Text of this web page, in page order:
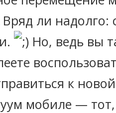
ли надолго:
Но, ведь вы
к
мобиле —